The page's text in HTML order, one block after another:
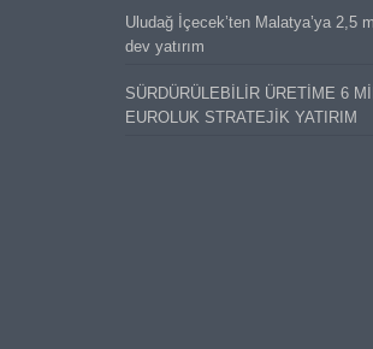
Uludağ İçecek’ten Malatya’ya 2,5
dev yatırım
SÜRDÜRÜLEBİLİR ÜRETİME 6
EUROLUK STRATEJİK YATIRIM